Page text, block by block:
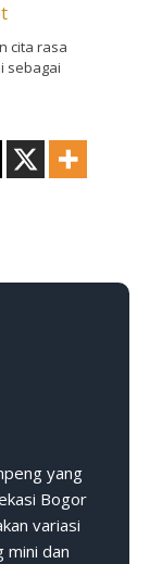
cita rasa
sebagai
yang
Bogor
variasi
dan